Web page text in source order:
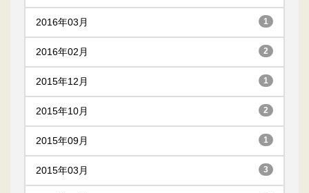
2016年03月 1
2016年02月 2
2015年12月 1
2015年10月 2
2015年09月 1
2015年03月 3